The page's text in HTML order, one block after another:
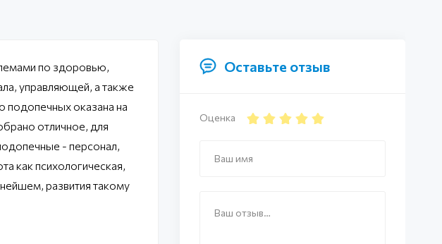
по здоровью,
управляющей, а также
подопечных оказана на
отличное, для
- персонал,
как психологическая,
развития такому
Оставьте отзыв
Оценка